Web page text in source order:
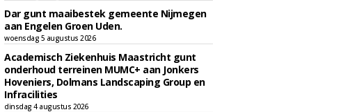
Dar gunt maaibestek gemeente Nijmegen
aan Engelen Groen Uden.
woensdag 5 augustus 2026
Academisch Ziekenhuis Maastricht gunt
onderhoud terreinen MUMC+ aan Jonkers
Hoveniers, Dolmans Landscaping Group en
Infracilities
dinsdag 4 augustus 2026